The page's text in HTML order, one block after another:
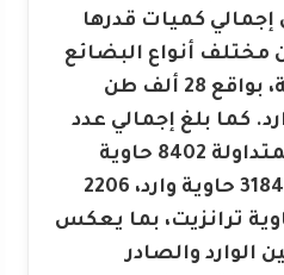
كميات قدرها
مختلف أنواع البضائع
والسلع الاستراتيجية، بواقع 28 ألف طن
طن وارد. كما بلغ إجمالي عدد
الحاويات المكافئة المتداولة 8402 حاوية
خلال 24 ساعة، منها 3184 حاوية وارد، 2206
صادر، و 3012 حاوية ترانزيت، بما يعكس
الوارد والصادر